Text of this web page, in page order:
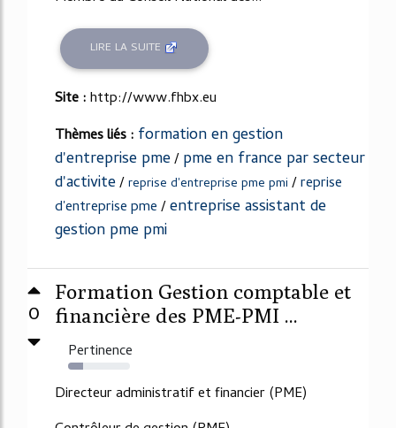
LIRE LA SUITE
Site :http://www.fhbx.eu
Thèmes liés : formation en gestion
d'entreprise pme/pme en france par secteur
d'activite/reprise d'entreprise pme pmi /reprise
d'entreprise pme/entreprise assistant de
gestion pme pmi
0
Formation Gestion comptable et
financière des PME-PMI ...
Pertinence
24%
Directeur administratif et financier (PME)